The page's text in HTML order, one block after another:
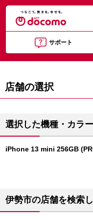
サポート
店舗の選択
選択した機種・カラー
iPhone 13 mini 256GB
伊勢市の店舗を検索